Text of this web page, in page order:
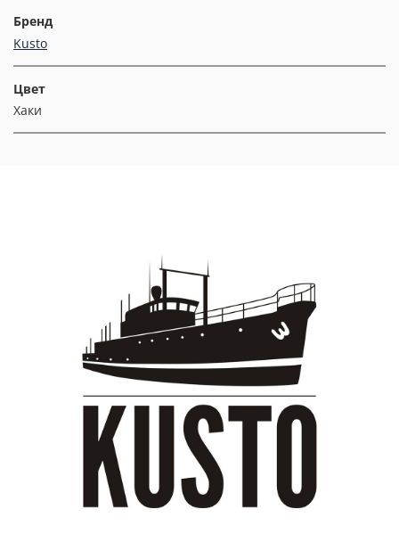
Бренд
Kusto
Цвет
Хаки